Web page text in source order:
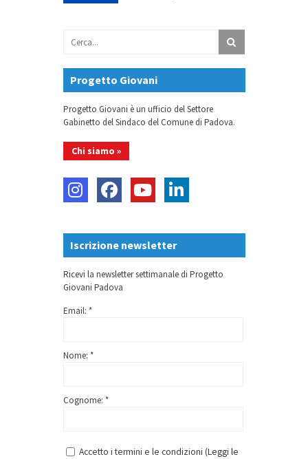
Progetto Giovani
Progetto Giovani è un ufficio del Settore
Gabinetto del Sindaco del Comune di Padova.
Chi siamo »
Iscrizione newsletter
Ricevi la newsletter settimanale di Progetto
Giovani Padova
Email: *
Nome: *
Cognome: *
Accetto i termini e le condizioni (Leggi le